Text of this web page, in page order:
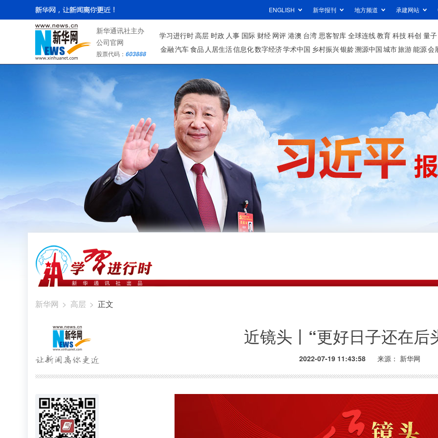
ENGLISH 新华报刊 地方频道 承建网站
新华通讯社主办
公司官网
股票代码： 603888
学习进行时高层 时政 人事 国际 财经 网评 港澳 台湾 思客智库 全球连线教育 科技科创 量子
金融汽车食品 人居生活信息化数字经济学术中国 乡村振兴银龄溯源中国城市旅游能源会
新华网 > 高层 > 正文
近镜头丨“更好日子还在后
2022-07-19 11:43:58 来源： 新华网